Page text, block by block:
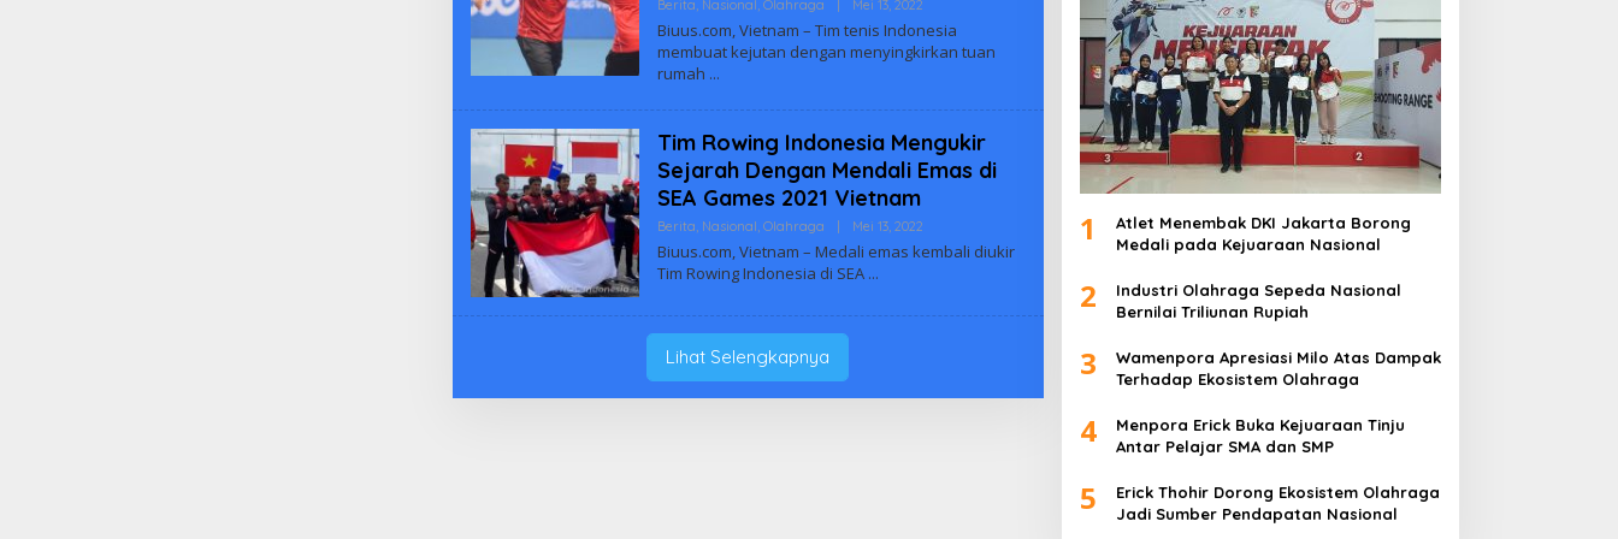
Berita, Nasional, Olahraga Mei 13, 2022Oleh
Indonesia
Biuus.com, Vietnam – Tim tenis Indonesia
membuat kejutan dengan menyingkirkan tuan
rumah
Tim Rowing Indonesia Mengukir
Sejarah Dengan Mendali Emas di
SEA Games 2021 Vietnam
Berita, Nasional, Olahraga Mei 13, 2022Oleh
Indonesia
Biuus.com, Vietnam – Medali emas kembali diukir
Tim Rowing Indonesia di SEA
Lihat Selengkapnya
1
Atlet Menembak DKI Jakarta Borong
Medali pada Kejuaraan Nasional
2
Industri Olahraga Sepeda Nasional
Bernilai Triliunan Rupiah
3
Wamenpora Apresiasi Milo Atas Dampak
Terhadap Ekosistem Olahraga
4
Menpora Erick Buka Kejuaraan Tinju
Antar Pelajar SMA dan SMP
5
Erick Thohir Dorong Ekosistem Olahraga
Jadi Sumber Pendapatan Nasional